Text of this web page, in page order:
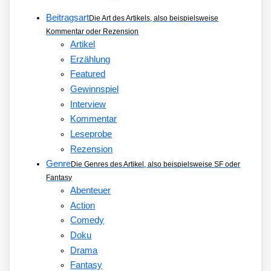
BeitragsartDie Art des Artikels, also beispielsweise
Kommentar oder Rezension
Artikel
Erzählung
Featured
Gewinnspiel
Interview
Kommentar
Leseprobe
Rezension
GenreDie Genres des Artikel, also beispielsweise SF oder
Fantasy
Abenteuer
Action
Comedy
Doku
Drama
Fantasy